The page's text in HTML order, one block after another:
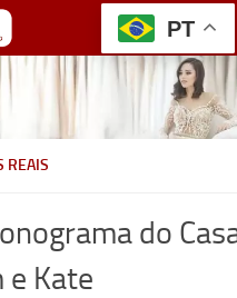
REAIS
do
e Kate
PT